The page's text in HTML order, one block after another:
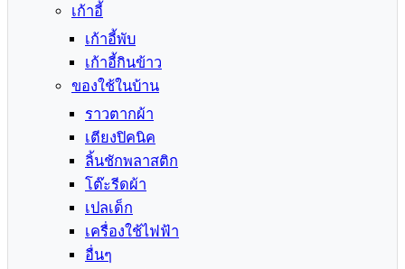
เก้าอี้
เก้าอี้พับ
เก้าอี้กินข้าว
ของใช้ในบ้าน
ราวตากผ้า
เตียงปิคนิค
ลิ้นชักพลาสติก
โต๊ะรีดผ้า
เปลเด็ก
เครื่องใช้ไฟฟ้า
อื่นๆ